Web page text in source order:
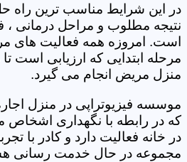
در این شرایط مناسب ترین راه
نتیجه مطلوب و مراحل درمانی ،
است. امروزه همه فعالیت های
مرحله ابتدایی که ارزیابی است
منزل مریض انجام می گیرد.
موسسه فیزیوتراپی در منزل
که در رابطه با نگهداری اشخاص
در خانه فعالیت دارد و کادر با
مجموعه در حال خدمت رسانی